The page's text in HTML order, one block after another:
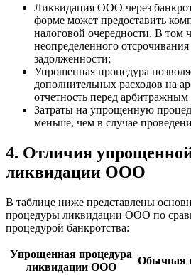
Ликвидация ООО через
форме может предоставить
налоговой очередности. В том
неопределенного
задолженности;
Упрощенная процедура
дополнительных расходов на
отчетность перед
Затраты на упрощенную
меньше, чем в случае
4. Отличия
ликвидации ООО
В таблице ниже представлены
процедуры ликвидации ООО по
процедурой банкротства:
Упрощенная процедура
ликвидации ООО
Обычная